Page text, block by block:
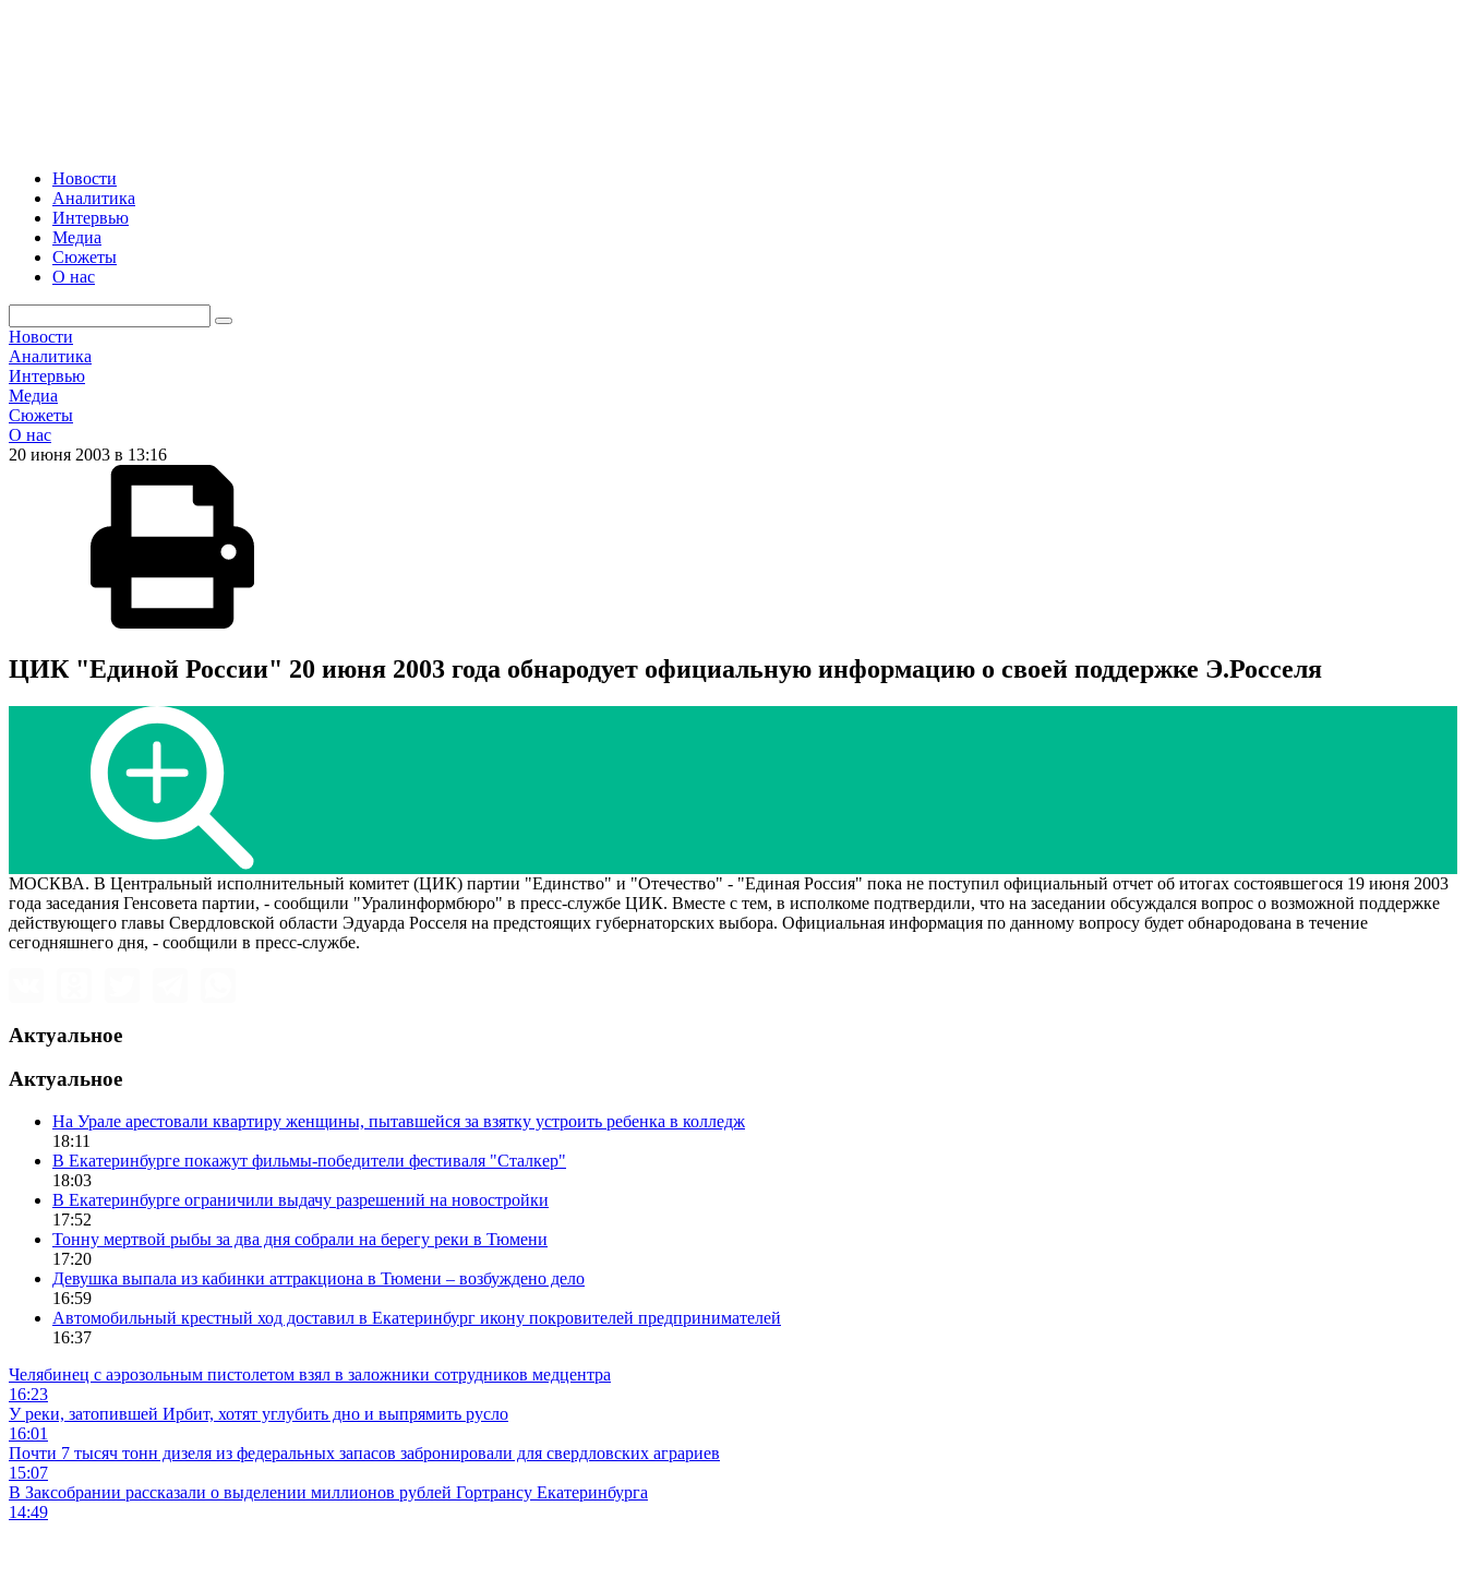
Новости
Аналитика
Интервью
Медиа
Сюжеты
О нас
Новости
Аналитика
Интервью
Медиа
Сюжеты
О нас
20 июня 2003 в 13:16
ЦИК "Единой России" 20 июня 2003 года обнародует официальную информацию о своей поддержке Э.Росселя
МОСКВА. В Центральный исполнительный комитет (ЦИК) партии "Единство" и "Отечество" - "Единая Россия" пока не поступил официальный отчет об итогах состоявшегося 19 июня 2003
года заседания Генсовета партии, - сообщили "Уралинформбюро" в пресс-службе ЦИК. Вместе с тем, в исполкоме подтвердили, что на заседании обсуждался вопрос о возможной поддержке
действующего главы Свердловской области Эдуарда Росселя на предстоящих губернаторских выбора. Официальная информация по данному вопросу будет обнародована в течение
сегодняшнего дня, - сообщили в пресс-службе.
Актуальное
Актуальное
На Урале арестовали квартиру женщины, пытавшейся за взятку устроить ребенка в колледж
18:11
В Екатеринбурге покажут фильмы-победители фестиваля "Сталкер"
18:03
В Екатеринбурге ограничили выдачу разрешений на новостройки
17:52
Тонну мертвой рыбы за два дня собрали на берегу реки в Тюмени
17:20
Девушка выпала из кабинки аттракциона в Тюмени – возбуждено дело
16:59
Автомобильный крестный ход доставил в Екатеринбург икону покровителей предпринимателей
16:37
Челябинец с аэрозольным пистолетом взял в заложники сотрудников медцентра
16:23
У реки, затопившей Ирбит, хотят углубить дно и выпрямить русло
16:01
Почти 7 тысяч тонн дизеля из федеральных запасов забронировали для свердловских аграриев
15:07
В Заксобрании рассказали о выделении миллионов рублей Гортрансу Екатеринбурга
14:49